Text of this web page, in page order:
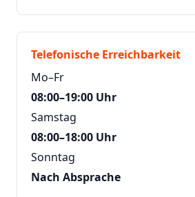
Telefonische Erreichbarkeit
Mo–Fr
08:00–19:00 Uhr
Samstag
08:00–18:00 Uhr
Sonntag
Nach Absprache